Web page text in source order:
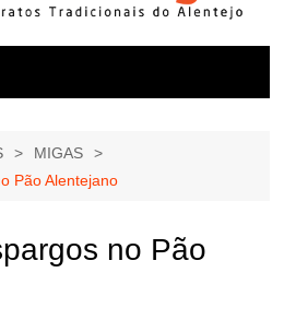
MIGAS
Pão Alentejano
no Pão